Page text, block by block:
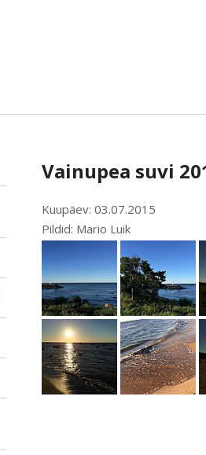
Vainupea suvi
Kuupäev: 03.07.2015
Pildid: Mario Luik